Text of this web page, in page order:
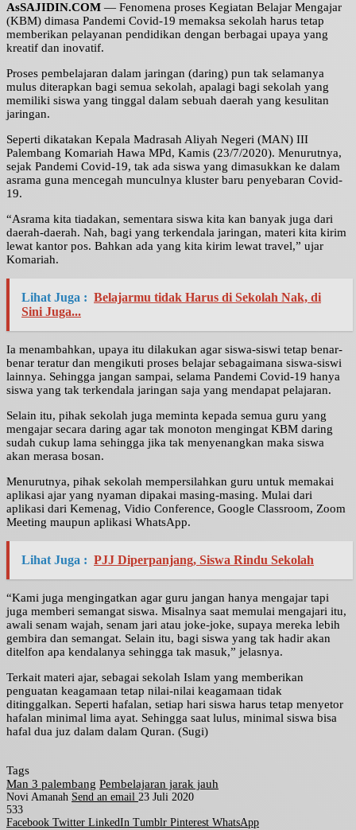
AsSAJIDIN.COM — Fenomena proses Kegiatan Belajar Mengajar
(KBM) dimasa Pandemi Covid-19 memaksa sekolah harus tetap
memberikan pelayanan pendidikan dengan berbagai upaya yang
kreatif dan inovatif.
Proses pembelajaran dalam jaringan (daring) pun tak selamanya
mulus diterapkan bagi semua sekolah, apalagi bagi sekolah yang
memiliki siswa yang tinggal dalam sebuah daerah yang kesulitan
jaringan.
Seperti dikatakan Kepala Madrasah Aliyah Negeri (MAN) III
Palembang Komariah Hawa MPd, Kamis (23/7/2020). Menurutnya,
sejak Pandemi Covid-19, tak ada siswa yang dimasukkan ke dalam
asrama guna mencegah munculnya kluster baru penyebaran Covid-
19.
“Asrama kita tiadakan, sementara siswa kita kan banyak juga dari
daerah-daerah. Nah, bagi yang terkendala jaringan, materi kita kirim
lewat kantor pos. Bahkan ada yang kita kirim lewat travel,” ujar
Komariah.
Lihat Juga : Belajarmu tidak Harus di Sekolah Nak, di
Sini Juga...
Ia menambahkan, upaya itu dilakukan agar siswa-siswi tetap benar-
benar teratur dan mengikuti proses belajar sebagaimana siswa-siswi
lainnya. Sehingga jangan sampai, selama Pandemi Covid-19 hanya
siswa yang tak terkendala jaringan saja yang mendapat pelajaran.
Selain itu, pihak sekolah juga meminta kepada semua guru yang
mengajar secara daring agar tak monoton mengingat KBM daring
sudah cukup lama sehingga jika tak menyenangkan maka siswa
akan merasa bosan.
Menurutnya, pihak sekolah mempersilahkan guru untuk memakai
aplikasi ajar yang nyaman dipakai masing-masing. Mulai dari
aplikasi dari Kemenag, Vidio Conference, Google Classroom, Zoom
Meeting maupun aplikasi WhatsApp.
Lihat Juga : PJJ Diperpanjang, Siswa Rindu Sekolah
“Kami juga mengingatkan agar guru jangan hanya mengajar tapi
juga memberi semangat siswa. Misalnya saat memulai mengajari itu,
awali senam wajah, senam jari atau joke-joke, supaya mereka lebih
gembira dan semangat. Selain itu, bagi siswa yang tak hadir akan
ditelfon apa kendalanya sehingga tak masuk,” jelasnya.
Terkait materi ajar, sebagai sekolah Islam yang memberikan
penguatan keagamaan tetap nilai-nilai keagamaan tidak
ditinggalkan. Seperti hafalan, setiap hari siswa harus tetap menyetor
hafalan minimal lima ayat. Sehingga saat lulus, minimal siswa bisa
hafal dua juz dalam dalam Quran. (Sugi)
Tags
Man 3 palembang Pembelajaran jarak jauh
Novi Amanah Send an email 23 Juli 2020
533
Facebook Twitter LinkedIn Tumblr Pinterest WhatsApp